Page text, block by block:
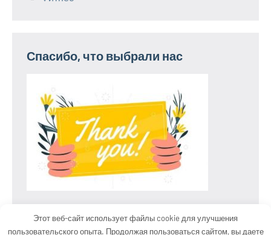
Спасибо, что выбрали нас
Этот веб-сайт использует файлы cookie для улучшения
пользовательского опыта. Продолжая пользоваться сайтом, вы даете